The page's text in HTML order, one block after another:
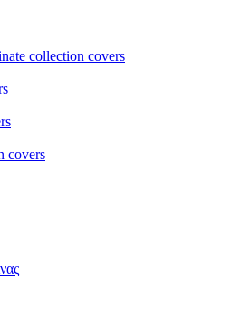
collection covers
covers